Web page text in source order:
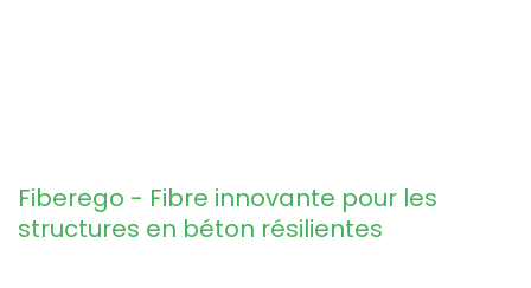
Fiberego - Fibre innovante pour les
structures en béton résilientes